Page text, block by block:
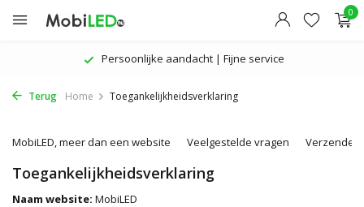
0
Persoonlijke aandacht | Fijne service
Terug Home Toegankelijkheidsverklaring
MobiLED, meer dan een website Veelgestelde vragen
Toegankelijkheidsverklaring
Naam website: MobiLED